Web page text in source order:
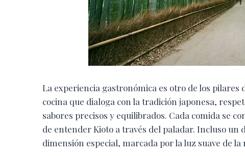
La experiencia gastronómica es otro de los
cocina que dialoga con la tradición japonesa,
sabores precisos y equilibrados. Cada comida se
de entender Kioto a través del paladar. Incluso un
dimensión especial, marcada por la luz suave de